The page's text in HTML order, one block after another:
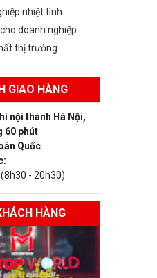
nhiệt tình
doanh nghiệp
thị trường
GIAO HÀNG
nội thành Hà Nội,
60 phút
Quốc
- 20h30)
HÀNG